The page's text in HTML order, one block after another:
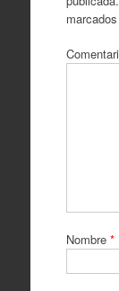
Nombre *